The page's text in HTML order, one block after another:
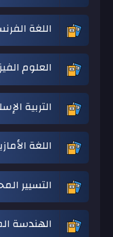
اللغة
العلوم
التربية
اللغة
التسيير
الهندسة